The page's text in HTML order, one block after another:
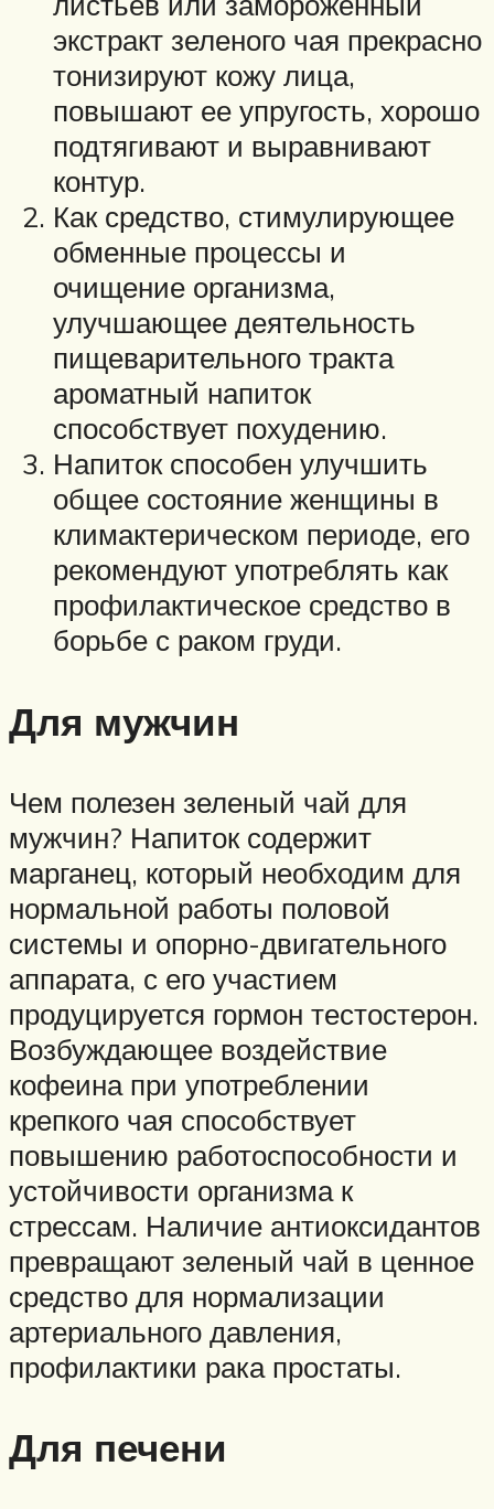
экстракт зеленого чая прекрасно
тонизируют кожу лица,
повышают ее упругость, хорошо
подтягивают и выравнивают
контур.
Как средство, стимулирующее
обменные процессы и
очищение организма,
улучшающее деятельность
пищеварительного тракта
ароматный напиток
способствует похудению.
Напиток способен улучшить
общее состояние женщины в
климактерическом периоде, его
рекомендуют употреблять как
профилактическое средство в
борьбе с раком груди.
Для мужчин
Чем полезен зеленый чай для
мужчин? Напиток содержит
марганец, который необходим для
нормальной работы половой
системы и опорно-двигательного
аппарата, с его участием
продуцируется гормон тестостерон.
Возбуждающее воздействие
кофеина при употреблении
крепкого чая способствует
повышению работоспособности и
устойчивости организма к
стрессам. Наличие антиоксидантов
превращают зеленый чай в ценное
средство для нормализации
артериального давления,
профилактики рака простаты.
Для печени